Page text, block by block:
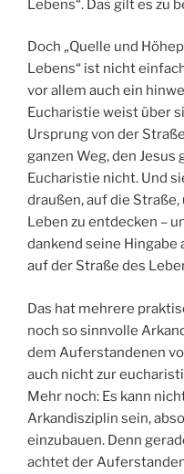
Lebens“. Das gilt es zu
Doch „Quelle und
Lebens“ ist nicht
vor allem auch ein
Eucharistie weist über
Ursprung von der
ganzen Weg, den Jesus
Eucharistie nicht. Und
draußen, auf die
Leben zu entdecken –
dankend seine Hingabe
auf der Straße des
Das hat mehrere
noch so sinnvolle
dem Auferstandenen
auch nicht zur
Mehr noch: Es kann
Arkandisziplin sein,
einzubauen. Denn
achtet der